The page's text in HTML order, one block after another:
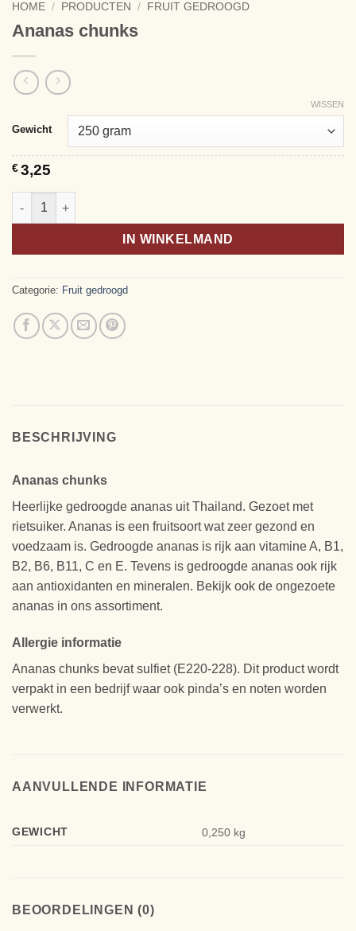
HOME / PRODUCTEN / FRUIT GEDROOGD
Ananas chunks
Gewicht
WISSEN
€3,25
Ananas chunks aantal
IN WINKELMAND
Alternative:
Categorie: Fruit gedroogd
BESCHRIJVING
Ananas chunks
Heerlijke gedroogde ananas uit Thailand. Gezoet met
rietsuiker. Ananas is een fruitsoort wat zeer gezond en
voedzaam is. Gedroogde ananas is rijk aan vitamine A, B1,
B2, B6, B11, C en E. Tevens is gedroogde ananas ook rijk
aan antioxidanten en mineralen. Bekijk ook de ongezoete
ananas in ons assortiment.
Allergie informatie
Ananas chunks bevat sulfiet (E220-228). Dit product wordt
verpakt in een bedrijf waar ook pinda’s en noten worden
verwerkt.
AANVULLENDE INFORMATIE
GEWICHT 0,250 kg
BEOORDELINGEN (0)